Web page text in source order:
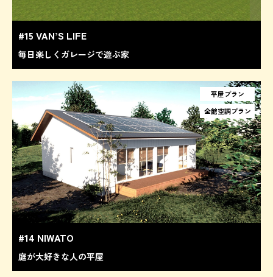
#15 VAN’S LIFE
毎日楽しくガレージで遊ぶ家
平屋プラン
全館空調プラン
#14 NIWATO
庭が大好きな人の平屋